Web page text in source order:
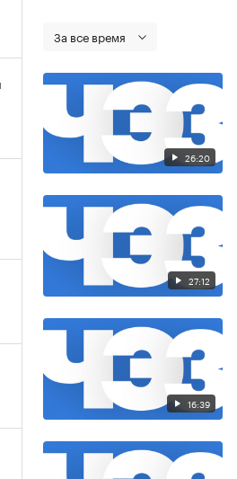
За все время
26:20
27:12
16:39